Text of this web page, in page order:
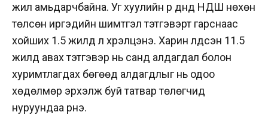
жил амьдарчбайна. Уг хуулийн үр дүнд НДШ нөхөн
төлсөн иргэдийн шимтгэл тэтгэвэрт гарснаас
хойших 1.5 жилд л хүрэлцэнэ. Харин үлдсэн 11.5
жилд авах тэтгэвэр нь санд алдагдал болон
хуримтлагдах бөгөөд алдагдлыг нь одоо
хөдөлмөр эрхэлж буй татвар төлөгчид
нуруундаа үүрнэ.